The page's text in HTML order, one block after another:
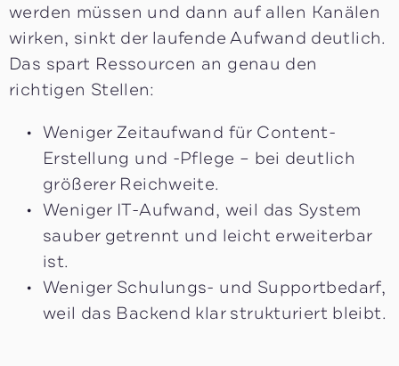
werden müssen und dann auf allen Kanälen
wirken, sinkt der laufende Aufwand deutlich.
Das spart Ressourcen an genau den
richtigen Stellen:
Weniger Zeitaufwand für Content-
Erstellung und -Pflege – bei deutlich
größerer Reichweite.
Weniger IT-Aufwand, weil das System
sauber getrennt und leicht erweiterbar
ist.
Weniger Schulungs- und Supportbedarf,
weil das Backend klar strukturiert bleibt.